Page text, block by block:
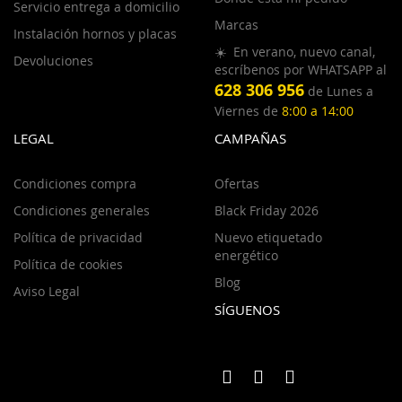
Servicio entrega a domicilio
Instalación hornos y placas
Devoluciones
Marcas
☀️ En verano, nuevo canal,
escríbenos por WHATSAPP al
628 306 956 de Lunes a
Viernes de 8:00 a 14:00
LEGAL
Condiciones compra
Condiciones generales
Política de privacidad
Política de cookies
Aviso Legal
CAMPAÑAS
Ofertas
Black Friday 2026
Nuevo etiquetado
energético
Blog
SÍGUENOS